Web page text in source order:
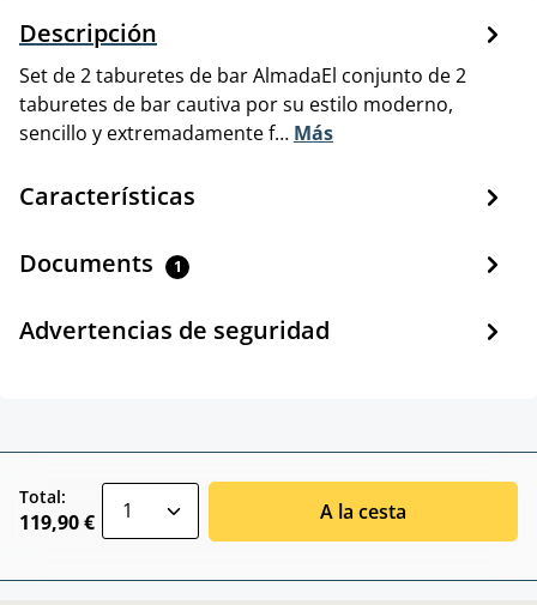
Descripción
Set de 2 taburetes de bar AlmadaEl conjunto de 2
taburetes de bar cautiva por su estilo moderno,
sencillo y extremadamente f… Más
Características
Documents 1
Advertencias de seguridad
Total:
119,90 € A la cesta